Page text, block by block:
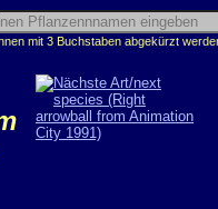
mit 3 Buchstaben abgekürzt